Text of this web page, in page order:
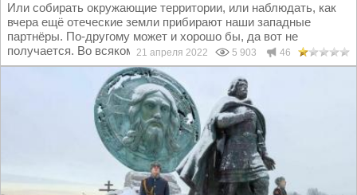
Или собирать окружающие территории, или наблюдать, как
вчера ещё отеческие земли прибирают наши западные
партнёры. По-другому может и хорошо бы, да вот не
получается. Во всяком случае, история таких примеров...
21 апреля 2022 5 903 46